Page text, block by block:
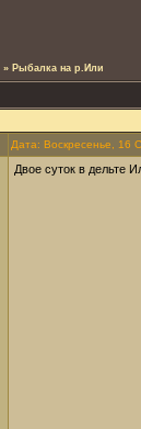
» Рыбалка на р.Или
Дата: Воскресенье, 16
Двое суток в дельте